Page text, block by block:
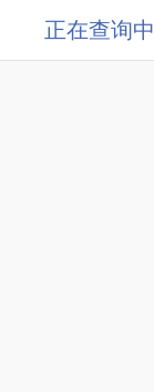
正在查询中